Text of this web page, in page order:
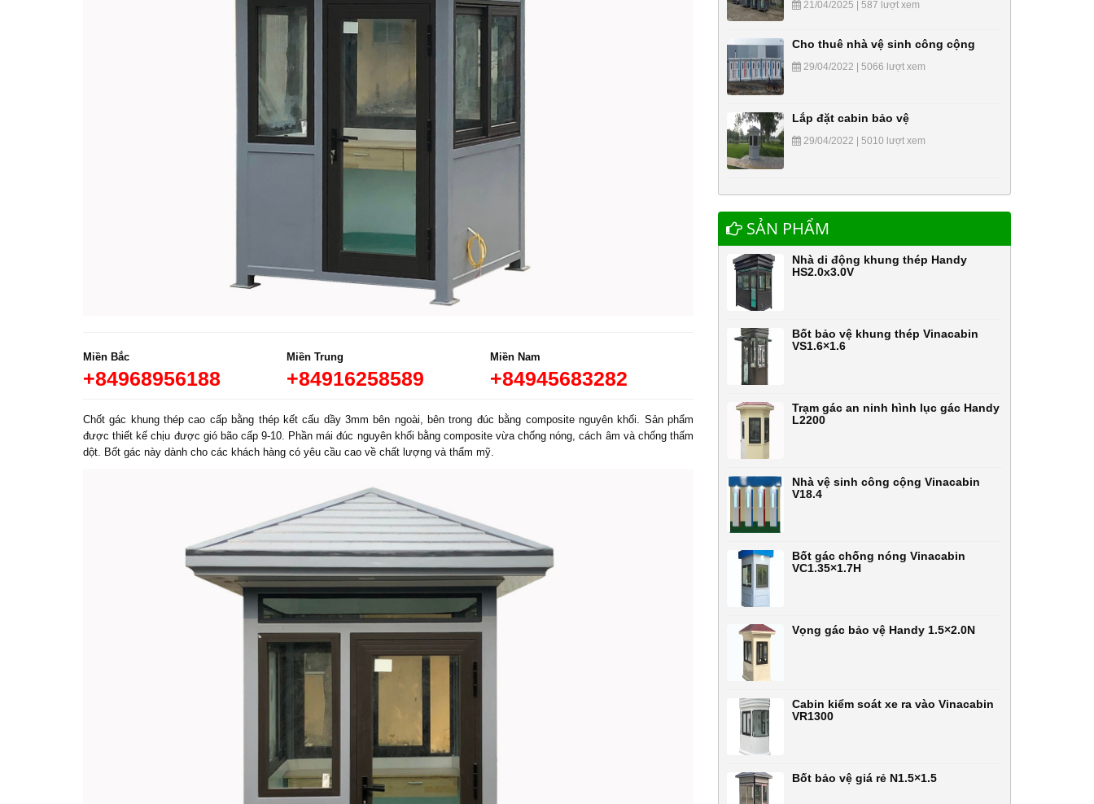
Miền Bắc
+84968956188
Miền Trung
+84916258589
Miền Nam
+84945683282
Chốt gác khung thép cao cấp bằng thép kết cấu dầy 3mm bên ngoài, bên trong đúc bằng composite nguyên khối. Sản phẩm
được thiết kế chịu được gió bão cấp 9-10. Phần mái đúc nguyên khối bằng composite vừa chống nóng, cách âm và chống thấm
dột. Bốt gác này dành cho các khách hàng có yêu cầu cao về chất lượng và thẩm mỹ.
21/04/2025 | 587 lượt xem
Cho thuê nhà vệ sinh công cộng
29/04/2022 | 5066 lượt xem
Lắp đặt cabin bảo vệ
29/04/2022 | 5010 lượt xem
SẢN PHẨM
Nhà di động khung thép Handy
HS2.0x3.0V
Bốt bảo vệ khung thép Vinacabin
VS1.6×1.6
Trạm gác an ninh hình lục gác Handy
L2200
Nhà vệ sinh công cộng Vinacabin
V18.4
Bốt gác chống nóng Vinacabin
VC1.35×1.7H
Vọng gác bảo vệ Handy 1.5×2.0N
Cabin kiểm soát xe ra vào Vinacabin
VR1300
Bốt bảo vệ giá rẻ N1.5×1.5